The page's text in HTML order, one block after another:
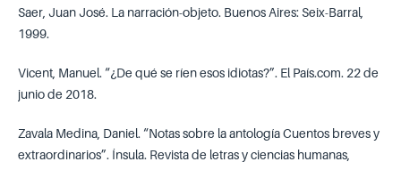
Saer, Juan José. La narración-objeto. Buenos Aires: Seix-Barral,
1999.
Vicent, Manuel. “¿De qué se ríen esos idiotas?”. El País.com. 22 de
junio de 2018.
Zavala Medina, Daniel. “Notas sobre la antología Cuentos breves y
extraordinarios”. Ínsula. Revista de letras y ciencias humanas,